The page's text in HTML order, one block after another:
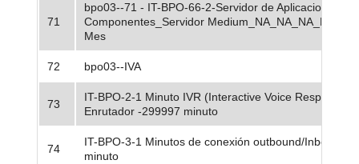
71
bpo03--71 - IT-BPO-66-2-Servidor de Aplicaciones y
Componentes_Servidor Medium_NA_NA_NA_NA_NA
Mes
72 bpo03--IVA
73
IT-BPO-2-1 Minuto IVR (Interactive Voice Response) -
Enrutador -299997 minuto
74
IT-BPO-3-1 Minutos de conexión outbound/Inbound -
minuto